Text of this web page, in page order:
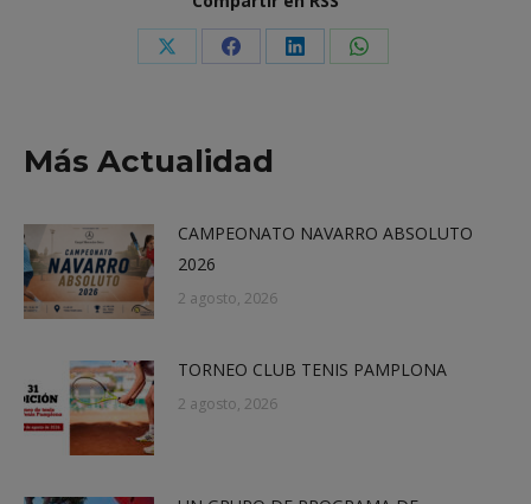
Share Share Share Share
Más Actualidad
CAMPEONATO NAVARRO ABSOLUTO
2026
2 agosto, 2026
TORNEO CLUB TENIS PAMPLONA
2 agosto, 2026